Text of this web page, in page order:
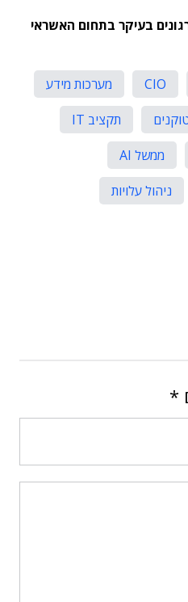
בעיקר בתחום האשראי
CIO
מערכות מידע
תקציב IT
ממשל AI
ניהול עלויות
*